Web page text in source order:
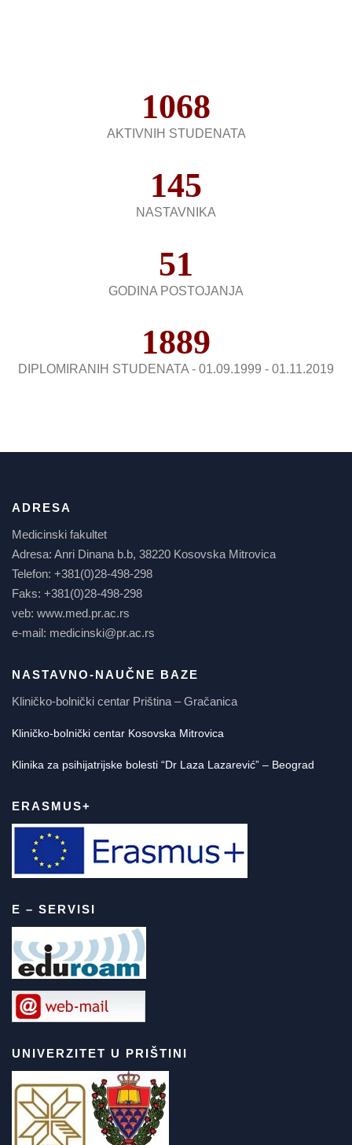
1068
AKTIVNIH STUDENATA
145
NASTAVNIKA
51
GODINA POSTOJANJA
1889
DIPLOMIRANIH STUDENATA - 01.09.1999 - 01.11.2019
ADRESA
Medicinski fakultet
Adresa: Anri Dinana b.b, 38220 Kosovska Mitrovica
Telefon: +381(0)28-498-298
Faks: +381(0)28-498-298
veb: www.med.pr.ac.rs
e-mail: medicinski@pr.ac.rs
NASTAVNO-NAUČNE BAZE
Kliničko-bolnički centar Priština – Gračanica
Kliničko-bolnički centar Kosovska Mitrovica
Klinika za psihijatrijske bolesti “Dr Laza Lazarević” – Beograd
ERASMUS+
E – SERVISI
UNIVERZITET U PRIŠTINI